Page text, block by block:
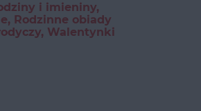
i imieniny,
Rodzinne obiady
Walentynki